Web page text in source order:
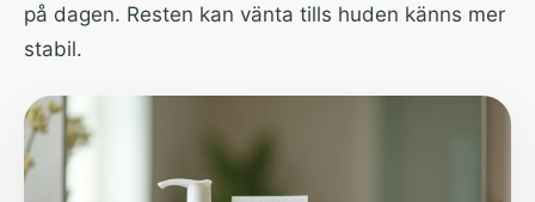
på dagen. Resten kan vänta tills huden känns mer
stabil.